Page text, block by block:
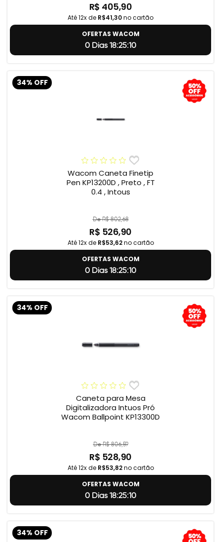
R$ 405,90
Até 12x de R$41,30no cartão
OFERTAS WACOM
0 Dias 18:25:9
34% OFF
Wacom Caneta Finetip
Pen KP13200D , Preto , FT
0.4 , Intous
De R$ 802,68
R$ 526,90
Até 12x de R$53,62no cartão
OFERTAS WACOM
0 Dias 18:25:9
34% OFF
Caneta para Mesa
Digitalizadora Intuos Pró
Wacom Ballpoint KP13300D
De R$ 806,59
R$ 528,90
Até 12x de R$53,82no cartão
OFERTAS WACOM
0 Dias 18:25:9
34% OFF